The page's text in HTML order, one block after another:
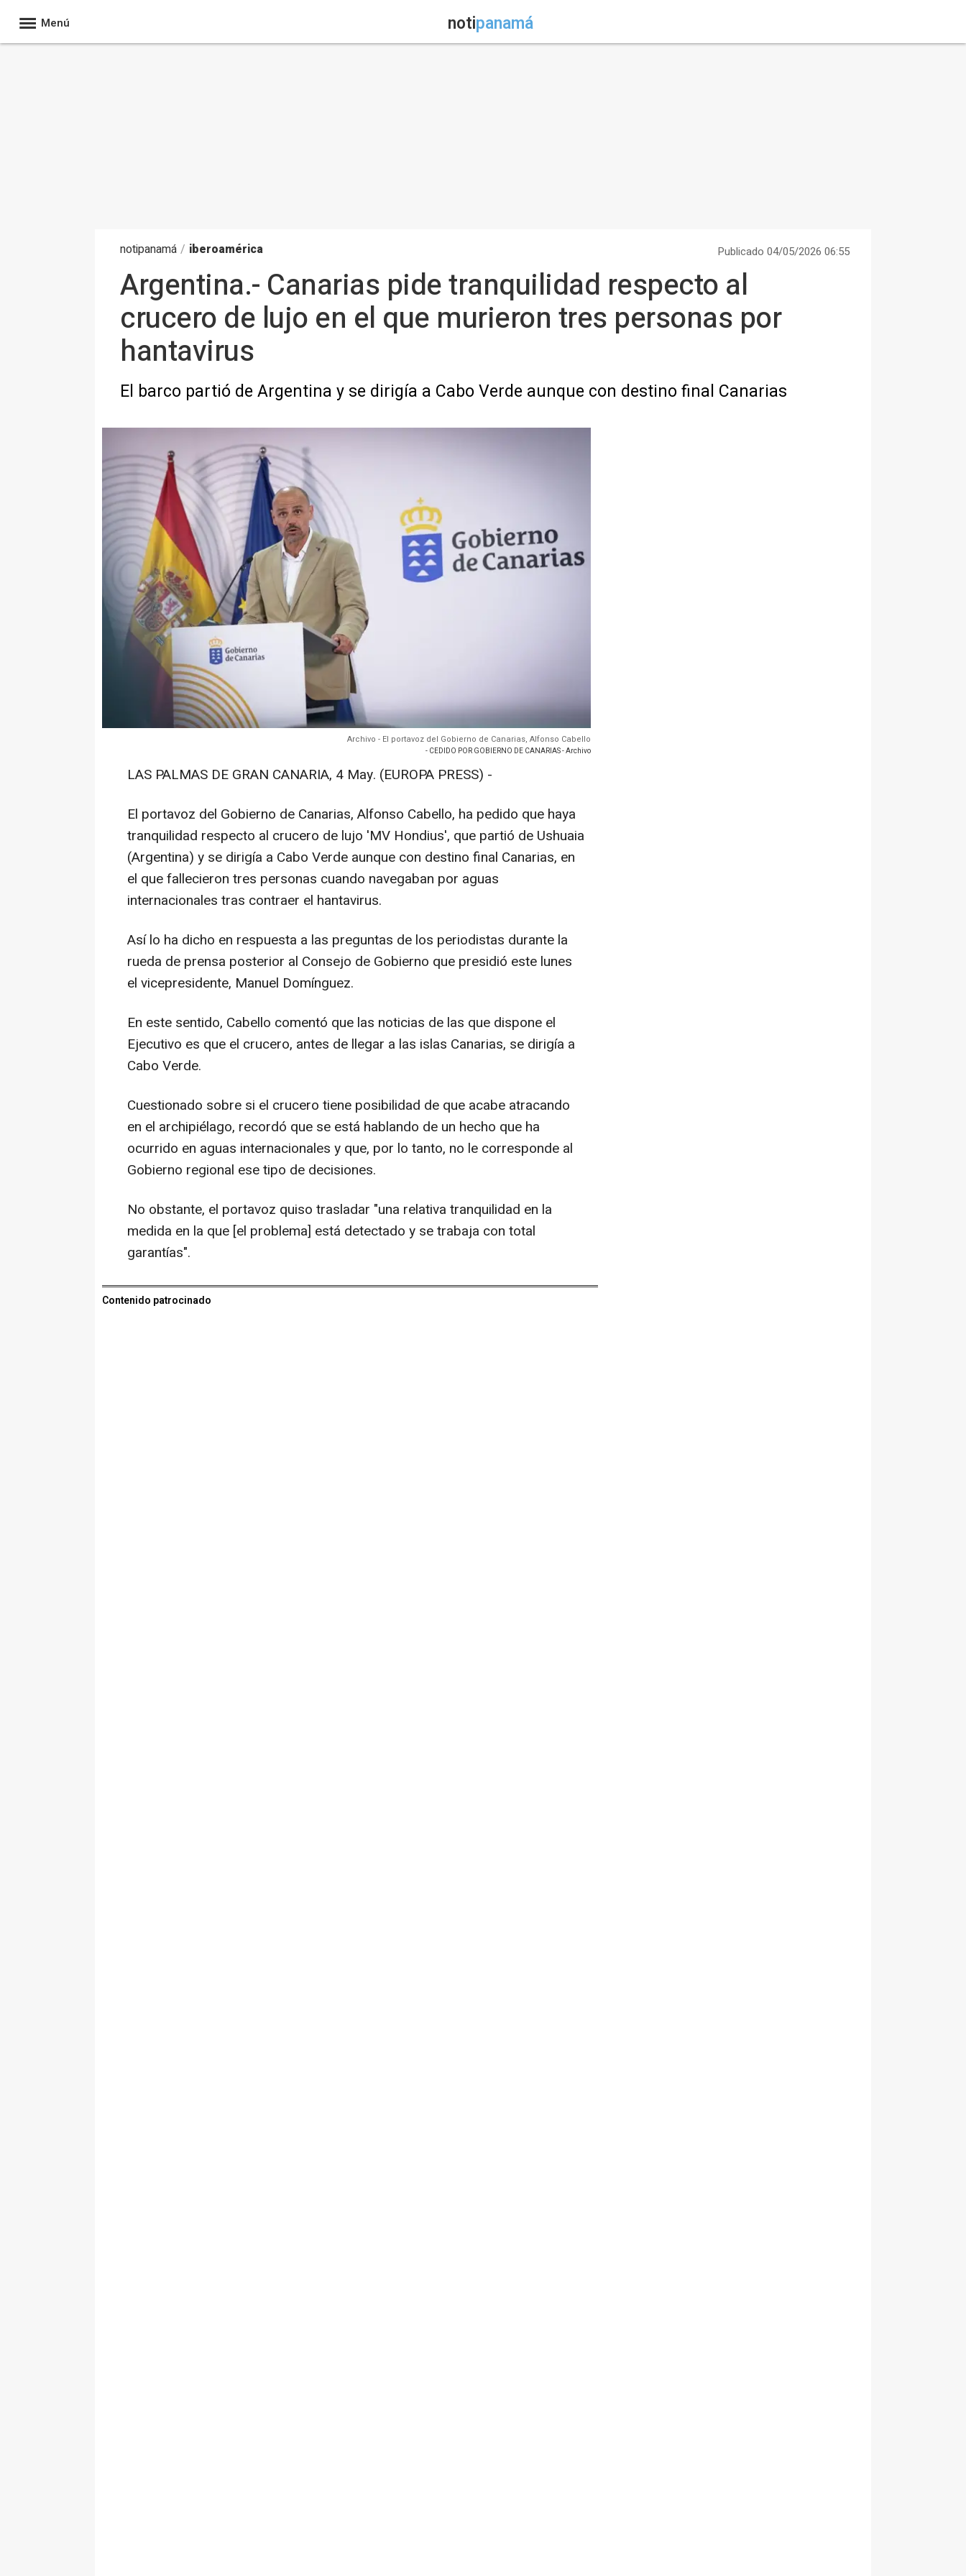
Menú notipanamá
notipanamá / iberoamérica Publicado 04/05/2026 06:55
Argentina.- Canarias pide tranquilidad respecto al
crucero de lujo en el que murieron tres personas por
hantavirus
El barco partió de Argentina y se dirigía a Cabo Verde aunque con destino final Canarias
Archivo - El portavoz del Gobierno de Canarias, Alfonso Cabello
- CEDIDO POR GOBIERNO DE CANARIAS - Archivo
LAS PALMAS DE GRAN CANARIA, 4 May. (EUROPA PRESS) -
El portavoz del Gobierno de Canarias, Alfonso Cabello, ha pedido que haya
tranquilidad respecto al crucero de lujo 'MV Hondius', que partió de Ushuaia
(Argentina) y se dirigía a Cabo Verde aunque con destino final Canarias, en
el que fallecieron tres personas cuando navegaban por aguas
internacionales tras contraer el hantavirus.
Así lo ha dicho en respuesta a las preguntas de los periodistas durante la
rueda de prensa posterior al Consejo de Gobierno que presidió este lunes
el vicepresidente, Manuel Domínguez.
En este sentido, Cabello comentó que las noticias de las que dispone el
Ejecutivo es que el crucero, antes de llegar a las islas Canarias, se dirigía a
Cabo Verde.
Cuestionado sobre si el crucero tiene posibilidad de que acabe atracando
en el archipiélago, recordó que se está hablando de un hecho que ha
ocurrido en aguas internacionales y que, por lo tanto, no le corresponde al
Gobierno regional ese tipo de decisiones.
No obstante, el portavoz quiso trasladar "una relativa tranquilidad en la
medida en la que [el problema] está detectado y se trabaja con total
garantías".
Contenido patrocinado